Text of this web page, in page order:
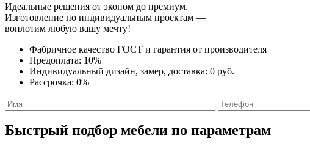
Идеальные решения от эконом до премиум.
Изготовление по индивидуальным проектам —
воплотим любую вашу мечту!
Фабричное качество ГОСТ и гарантия от производителя
Предоплата: 10%
Индивидуальный дизайн, замер, доставка: 0 руб.
Рассрочка: 0%
Быстрый подбор мебели по параметрам